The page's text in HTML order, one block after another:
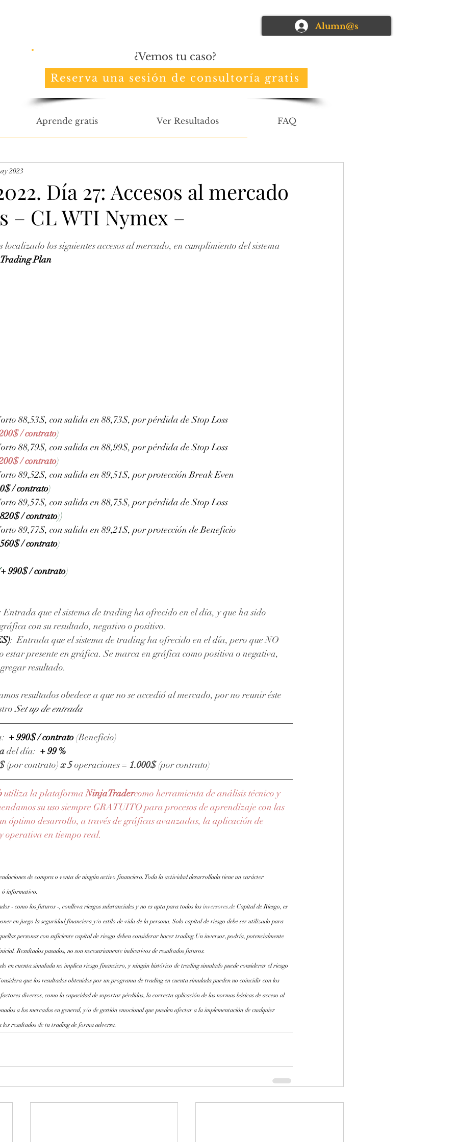
Alumn@s
¿Vemos tu caso?
Reserva una sesión de consultoría gratis
Aprende gratis Ver Resultados FAQ
Día 27: Accesos al mercado
– CL WTI Nymex –
2023
localizado los siguientes accesos al mercado, en cumplimiento del sistema
Trading Plan
88,53$, con salida en 88,73$, por pérdida de Stop Loss
/ contrato)
88,79$, con salida en 88,99$, por pérdida de Stop Loss
/ contrato)
89,52$, con salida en 89,51$, por protección Break Even
/ contrato)
89,57$, con salida en 88,75$, por pérdida de Stop Loss
/ contrato))
89,77$, con salida en 89,21$, por protección de Beneficio
/ contrato)
+ 990$ / contrato)
Entrada que el sistema de trading ha ofrecido en el día, y que ha sido
con su resultado, negativo o positivo.
:  Entrada que el sistema de trading ha ofrecido en el día, pero que NO
estar presente en gráfica. Se marca en gráfica como positiva o negativa,
resultado.
resultados obedece a que no se accedió al mercado, por no reunir éste
Set up de entrada
+ 990$ / contrato (Beneficio)
del día: + 99 %
(por contrato) x 5 operaciones = 1.000$ (por contrato)
utiliza la plataforma NinjaTradercomo herramienta de análisis técnico y
su uso siempre GRATUITO para procesos de aprendizaje con las
óptimo desarrollo, a través de gráficas avanzadas, la aplicación de
operativa en tiempo real.
de compra o venta de ningún activo financiero. Toda la actividad desarrollada tiene un carácter
informativo.
- como los futuros -, conlleva riesgos substanciales y no es apta para todos los inversores.de Capital de Riesgo, es
en juego la seguridad financiera y/o estilo de vida de la persona. Solo capital de riesgo debe ser utilizado para
personas con suficiente capital de riesgo deben considerar hacer trading.Un inversor, podría, potencialmente
Resultados pasados, no son necesariamente indicativos de resultados futuros.
en cuenta simulada no implica riesgo financiero, y ningún histórico de trading simulado puede considerar el riesgo
que los resultados obtenidos por un programa de trading en cuenta simulada pueden no coincidir con los
diversos, como la capacidad de soportar pérdidas, la correcta aplicación de las normas básicas de acceso al
a los mercados en general, y/o de gestión emocional que pueden afectar a la implementación de cualquier
resultados de tu trading de forma adversa.